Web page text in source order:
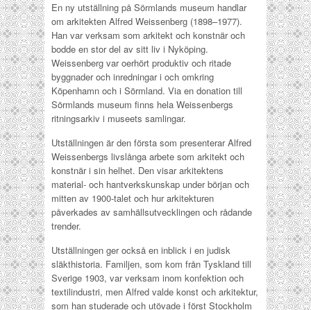
En ny utställning på Sörmlands museum handlar
om arkitekten Alfred Weissenberg (1898–1977).
Han var verksam som arkitekt och konstnär och
bodde en stor del av sitt liv i Nyköping.
Weissenberg var oerhört produktiv och ritade
byggnader och inredningar i och omkring
Köpenhamn och i Sörmland. Via en donation till
Sörmlands museum finns hela Weissenbergs
ritningsarkiv i museets samlingar.
Utställningen är den första som presenterar Alfred
Weissenbergs livslånga arbete som arkitekt och
konstnär i sin helhet. Den visar arkitektens
material- och hantverkskunskap under början och
mitten av 1900-talet och hur arkitekturen
påverkades av samhällsutvecklingen och rådande
trender.
Utställningen ger också en inblick i en judisk
släkthistoria. Familjen, som kom från Tyskland till
Sverige 1903, var verksam inom konfektion och
textilindustri, men Alfred valde konst och arkitektur,
som han studerade och utövade i först Stockholm